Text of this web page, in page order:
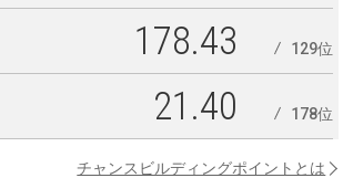
178.43 129位
21.40 178位
チャンスビルディングポイントとは